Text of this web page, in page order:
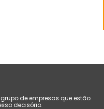
de empresas que estão
decisório.